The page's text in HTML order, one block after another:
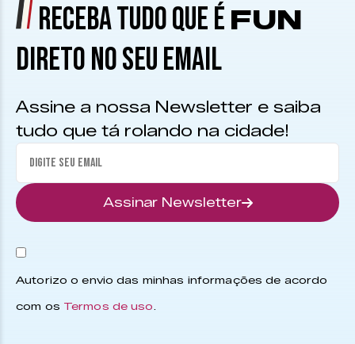
RECEBA TUDO QUE É FUN
DIRETO NO SEU EMAIL
Assine a nossa Newsletter e saiba
tudo que tá rolando na cidade!
Assinar Newsletter
Autorizo o envio das minhas informações de acordo
com os Termos de uso.